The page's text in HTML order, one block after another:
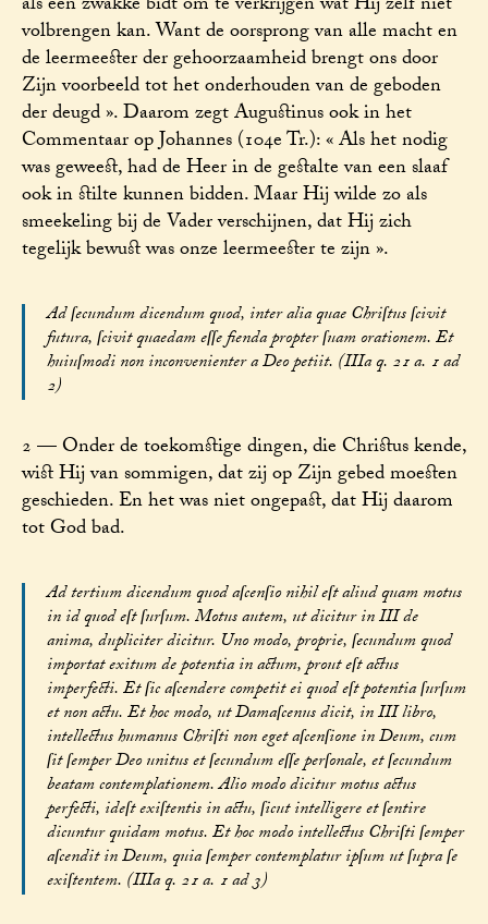
volbrengen kan. Want de oorsprong van alle macht en
de leermeester der gehoorzaamheid brengt ons door
Zijn voorbeeld tot het onderhouden van de geboden
der deugd ». Daarom zegt Augustinus ook in het
Commentaar op Johannes (104e Tr.): « Als het nodig
was geweest, had de Heer in de gestalte van een slaaf
ook in stilte kunnen bidden. Maar Hij wilde zo als
smeekeling bij de Vader verschijnen, dat Hij zich
tegelijk bewust was onze leermeester te zijn ».
Ad ſecundum dicendum quod, inter alia quae Chriſtus ſcivit
futura, ſcivit quaedam eſſe fienda propter ſuam orationem. Et
huiuſmodi non inconvenienter a Deo petiit. (IIIa q. 21 a. 1 ad
2)
2 — Onder de toekomstige dingen, die Christus kende,
wist Hij van sommigen, dat zij op Zijn gebed moesten
geschieden. En het was niet ongepast, dat Hij daarom
tot God bad.
Ad tertium dicendum quod aſcenſio nihil eſt aliud quam motus
in id quod eſt ſurſum. Motus autem, ut dicitur in III de
anima, dupliciter dicitur. Uno modo, proprie, ſecundum quod
importat exitum de potentia in actum, prout eſt actus
imperfecti. Et ſic aſcendere competit ei quod eſt potentia ſurſum
et non actu. Et hoc modo, ut Damaſcenus dicit, in III libro,
intellectus humanus Chriſti non eget aſcenſione in Deum, cum
ſit ſemper Deo unitus et ſecundum eſſe perſonale, et ſecundum
beatam contemplationem. Alio modo dicitur motus actus
perfecti, ideſt exiſtentis in actu, ſicut intelligere et ſentire
dicuntur quidam motus. Et hoc modo intellectus Chriſti ſemper
aſcendit in Deum, quia ſemper contemplatur ipſum ut ſupra ſe
exiſtentem. (IIIa q. 21 a. 1 ad 3)